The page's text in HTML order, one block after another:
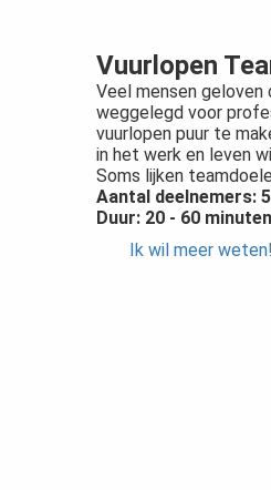
Vuurlopen
Veel mensen
weggelegd voor
vuurlopen puur te
in het werk en leven
Soms lijken
Aantal deelnemers:
Duur: 20 - 60 minuten
Ik wil meer weten!